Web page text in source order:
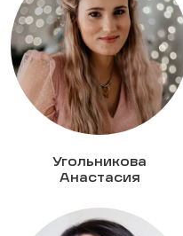
Угольникова
Анастасия